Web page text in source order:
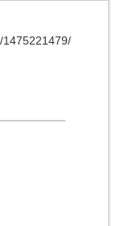
1475221479/